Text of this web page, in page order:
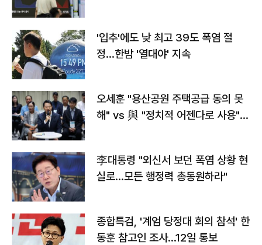
'입추'에도 낮 최고 39도 폭염 절
정…한밤 '열대야' 지속
오세훈 "용산공원 주택공급 동의 못
해" vs 與 "정치적 어젠다로 사용"
李대통령 "외신서 보던 폭염 상황 현
실로…모든 행정력 총동원하라"
종합특검, '계엄 당정대 회의 참석' 한
동훈 참고인 조사...12일 통보